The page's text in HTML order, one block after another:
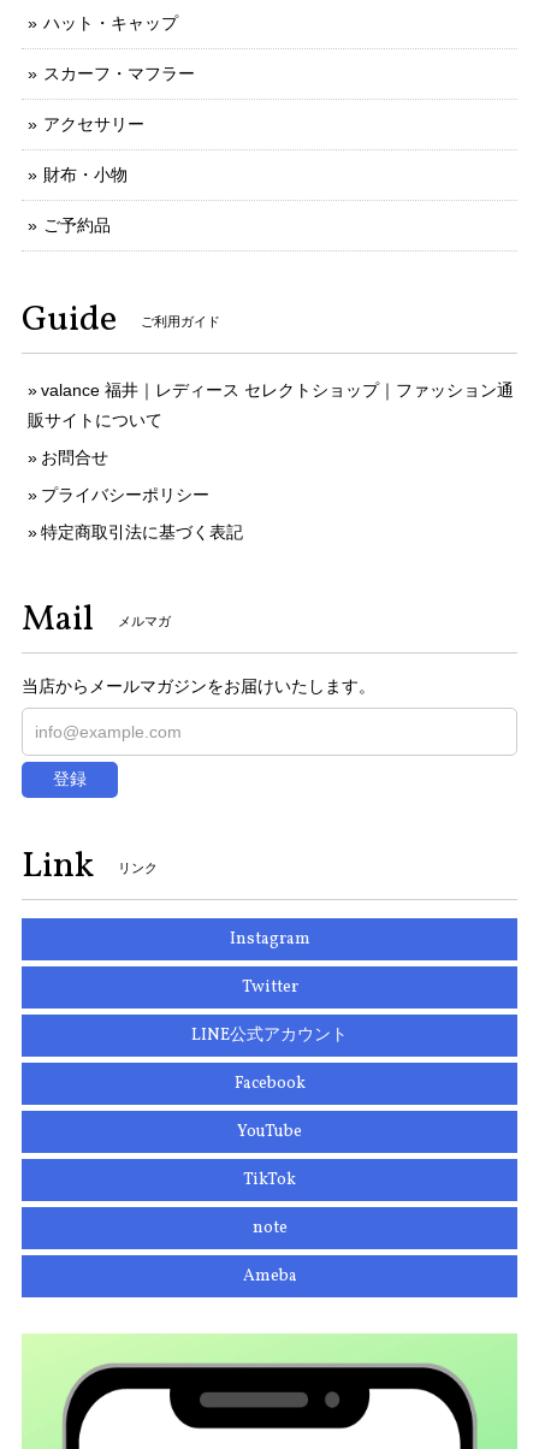
ハット・キャップ
スカーフ・マフラー
アクセサリー
財布・小物
ご予約品
Guide ご利用ガイド
valance 福井｜レディース セレクトショップ｜ファッション通
販サイトについて
お問合せ
プライバシーポリシー
特定商取引法に基づく表記
Mail メルマガ
当店からメールマガジンをお届けいたします。
登録
Link リンク
Instagram
Twitter
LINE公式アカウント
Facebook
YouTube
TikTok
note
Ameba